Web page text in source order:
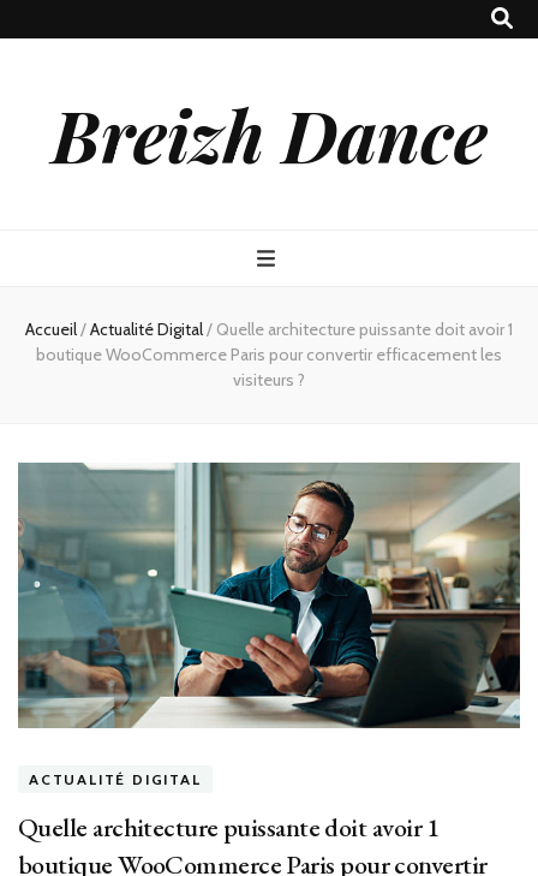
Breizh Dance
Accueil/Actualité Digital/ Quelle architecture puissante doit avoir 1
boutique WooCommerce Paris pour convertir efficacement les
visiteurs ?
ACTUALITÉ DIGITAL
Quelle architecture puissante doit avoir 1
boutique WooCommerce Paris pour convertir